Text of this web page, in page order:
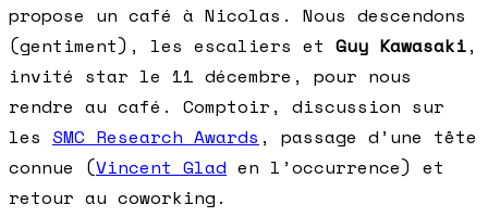
propose un café à Nicolas. Nous descendons
(gentiment), les escaliers et Guy Kawasaki,
invité star le 11 décembre, pour nous
rendre au café. Comptoir, discussion sur
les SMC Research Awards , passage d’une tête
connue (Vincent Glad en l’occurrence) et
retour au coworking.